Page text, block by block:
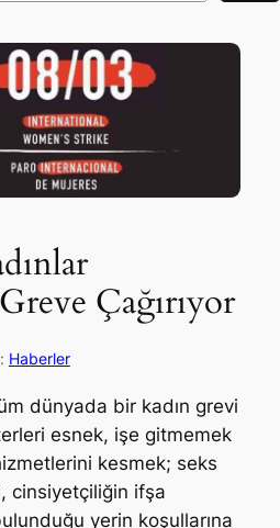
Çağırıyor
Haberler
dünyada bir kadın grevi
esnek, işe gitmemek
kesmek; seks
cinsiyetçiliğin ifşa
yerin koşullarına